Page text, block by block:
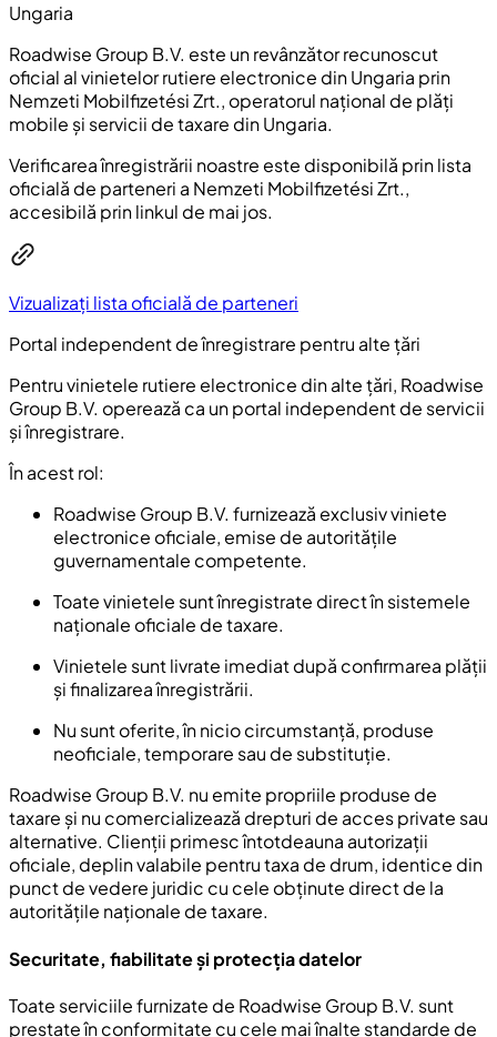
Ungaria
Roadwise Group B.V. este un revânzător recunoscut
oficial al vinietelor rutiere electronice din Ungaria prin
Nemzeti Mobilfizetési Zrt., operatorul național de plăți
mobile și servicii de taxare din Ungaria.
Verificarea înregistrării noastre este disponibilă prin lista
oficială de parteneri a Nemzeti Mobilfizetési Zrt.,
accesibilă prin linkul de mai jos.
Vizualizați lista oficială de parteneri
Portal independent de înregistrare pentru alte țări
Pentru vinietele rutiere electronice din alte țări, Roadwise
Group B.V. operează ca un portal independent de servicii
și înregistrare.
În acest rol:
Roadwise Group B.V. furnizează exclusiv viniete
electronice oficiale, emise de autoritățile
guvernamentale competente.
Toate vinietele sunt înregistrate direct în sistemele
naționale oficiale de taxare.
Vinietele sunt livrate imediat după confirmarea plății
și finalizarea înregistrării.
Nu sunt oferite, în nicio circumstanță, produse
neoficiale, temporare sau de substituție.
Roadwise Group B.V. nu emite propriile produse de
taxare și nu comercializează drepturi de acces private sau
alternative. Clienții primesc întotdeauna autorizații
oficiale, deplin valabile pentru taxa de drum, identice din
punct de vedere juridic cu cele obținute direct de la
autoritățile naționale de taxare.
Securitate, fiabilitate și protecția datelor
Toate serviciile furnizate de Roadwise Group B.V. sunt
prestate în conformitate cu cele mai înalte standarde de